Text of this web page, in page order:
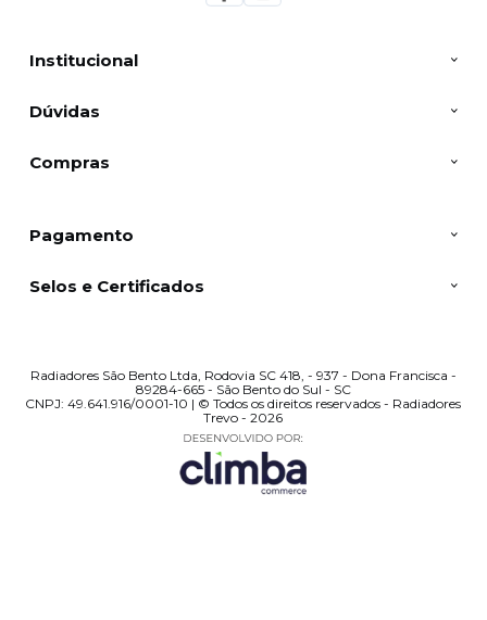
Institucional
Dúvidas
Compras
Pagamento
Selos e Certificados
Radiadores São Bento Ltda, Rodovia SC 418, - 937 - Dona Francisca -
89284-665 - São Bento do Sul - SC
CNPJ: 49.641.916/0001-10 | © Todos os direitos reservados - Radiadores
Trevo - 2026